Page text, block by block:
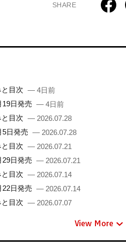
SHARE
目次 — 4日前
19日発売 — 4日前
目次 — 2026.07.28
5日発売 — 2026.07.28
目次 — 2026.07.21
29日発売 — 2026.07.21
目次 — 2026.07.14
22日発売 — 2026.07.14
目次 — 2026.07.07
View More